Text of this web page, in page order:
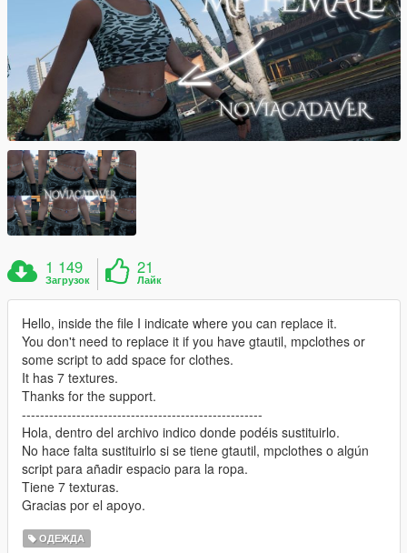
1 149
Загрузок
21
Лайк
Hello, inside the file I indicate where you can replace it.
You don't need to replace it if you have gtautil, mpclothes or
some script to add space for clothes.
It has 7 textures.
Thanks for the support.
-----------------------------------------------------
Hola, dentro del archivo indico donde podéis sustituirlo.
No hace falta sustituirlo si se tiene gtautil, mpclothes o algún
script para añadir espacio para la ropa.
Tiene 7 texturas.
Gracias por el apoyo.
ОДЕЖДА